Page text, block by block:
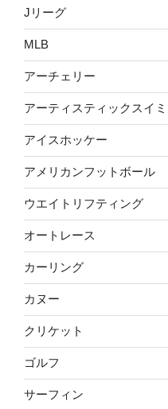
Jリーグ
MLB
アーチェリー
アーティスティックスイ
アイスホッケー
アメリカンフットボール
ウエイトリフティング
オートレース
カーリング
カヌー
クリケット
ゴルフ
サーフィン